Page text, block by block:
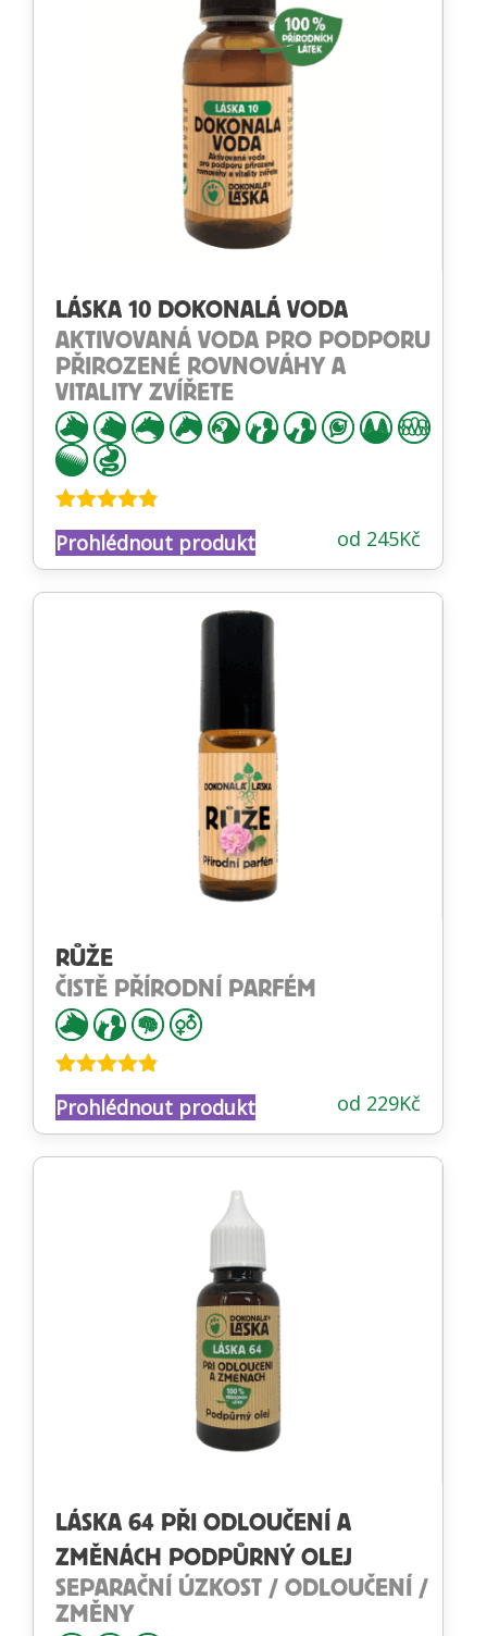
LÁSKA 10 DOKONALÁ VODA
AKTIVOVANÁ VODA PRO PODPORU
PŘIROZENÉ ROVNOVÁHY A
VITALITY ZVÍŘETE
Hodnocení
4.71z 5 od 245Kč
Prohlédnout produkt
RŮŽE
ČISTĚ PŘÍRODNÍ PARFÉM
Hodnocení
4.73 z 5 od 229Kč
Prohlédnout produkt
LÁSKA 64 PŘI ODLOUČENÍ A
ZMĚNÁCH PODPŮRNÝ OLEJ
SEPARAČNÍ ÚZKOST / ODLOUČENÍ /
ZMĚNY